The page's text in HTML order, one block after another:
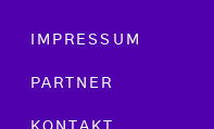
Footer menu
IMPRESSUM
PARTNER